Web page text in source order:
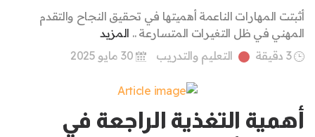
أثبتت المهارات الناعمة أهميتها في تحقيق النجاح والتقدم
المهني في ظل التغيرات المتسارعة .. المزيد
3 دقيقة
التعليم والتدريب
أهمية التغذية الراجعة في